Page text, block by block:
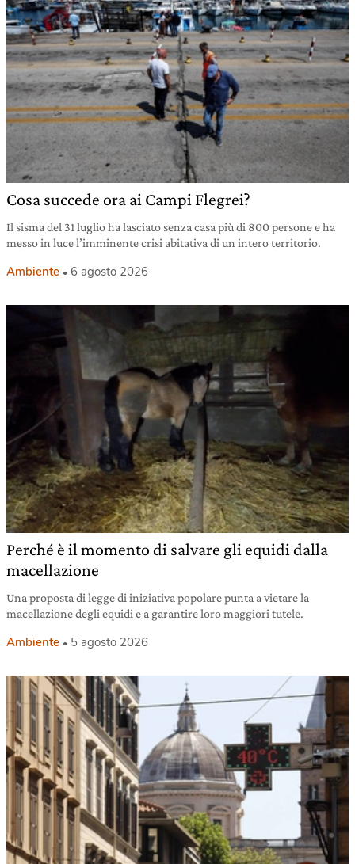
Cosa succede ora ai Campi Flegrei?
Il sisma del 31 luglio ha lasciato senza casa più di 800 persone e ha
messo in luce l’imminente crisi abitativa di un intero territorio.
Ambiente 6 agosto 2026
Perché è il momento di salvare gli equidi dalla
macellazione
Una proposta di legge di iniziativa popolare punta a vietare la
macellazione degli equidi e a garantire loro maggiori tutele.
Ambiente 5 agosto 2026